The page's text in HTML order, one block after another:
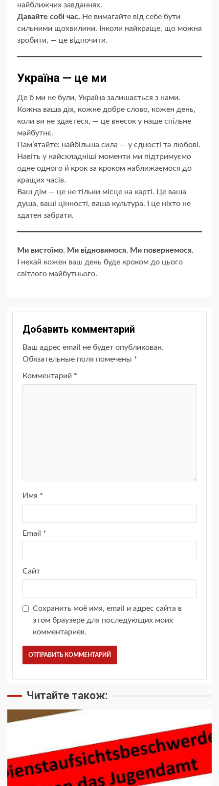
найближчих завданнях.
Давайте собі час. Не вимагайте від себе бути
сильними щохвилини. Інколи найкраще, що можна
зробити, — це відпочити.
Україна — це ми
Де б ми не були, Україна залишається з нами.
Кожна ваша дія, кожне добре слово, кожен день,
коли ви не здаєтеся, — це внесок у наше спільне
майбутнє.
Пам’ятайте: найбільша сила — у єдності та любові.
Навіть у найскладніші моменти ми підтримуємо
одне одного й крок за кроком наближаємося до
кращих часів.
Ваш дім — це не тільки місце на карті. Це ваша
душа, ваші цінності, ваша культура. І це ніхто не
здатен забрати.
Ми вистоїмо. Ми відновимося. Ми повернемося.
І нехай кожен ваш день буде кроком до цього
світлого майбутнього.
Добавить комментарий
Ваш адрес email не будет опубликован.
Обязательные поля помечены *
Комментарий *
Имя *
Email *
Сайт
Сохранить моё имя, email и адрес сайта в
этом браузере для последующих моих
комментариев.
Читайте також: